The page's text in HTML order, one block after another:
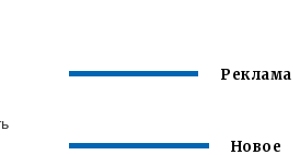
Реклама
Новое